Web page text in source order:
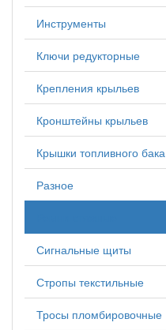
Инструменты
Ключи редукторные
Крепления крыльев
Кронштейны крыльев
Крышки топливного бака
Разное
Сигнальные щиты
Стропы текстильные
Тросы пломбировочные